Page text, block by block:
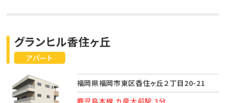
アパート
グランヒル香住ヶ丘
福岡県福岡市東区香住ヶ丘２丁目20-21
鹿児島本線 九産大前駅 3分